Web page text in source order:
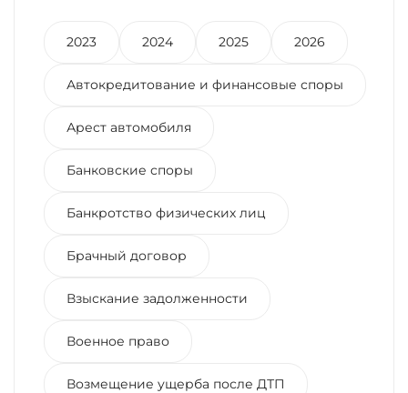
2023 2024 2025 2026
Автокредитование и финансовые споры
Арест автомобиля
Банковские споры
Банкротство физических лиц
Брачный договор
Взыскание задолженности
Военное право
Возмещение ущерба после ДТП